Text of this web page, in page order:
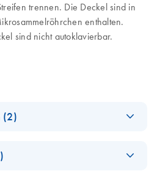
trennen. Die Deckel sind in
enthalten.
sind nicht autoklavierbar.
(2)